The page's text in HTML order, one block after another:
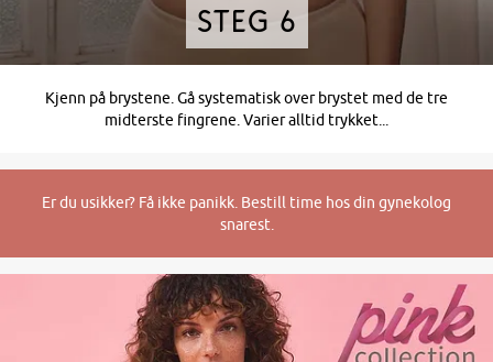
Steg 6
Kjenn på brystene. Gå systematisk over brystet med de tre
midterste fingrene. Varier alltid trykket...
Er du usikker? Få ikke panikk. Bestill time hos din gynekolog
snarest.